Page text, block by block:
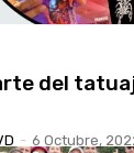
del
- 6 Octubre,